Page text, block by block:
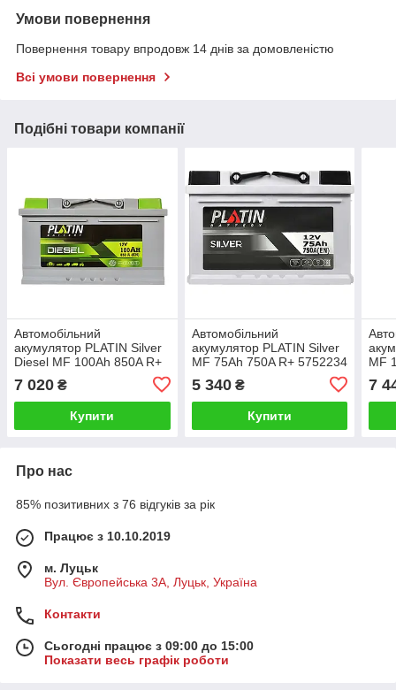
Умови повернення
Повернення товару впродовж 14 днів за домовленістю
Всі умови повернення
Подібні товари компанії
Автомобільний
акумулятор PLATIN Silver
Diesel MF 100Ah 850A R+
7 020 ₴
Купити
Автомобільний
акумулятор PLATIN Silver
MF 75Ah 750A R+ 5752234
5 340₴
Купити
MF
7
Про нас
85% позитивних з 76 відгуків за рік
Працює з 10.10.2019
м. Луцьк
Вул. Європейська 3А, Луцьк, Україна
Контакти
Сьогодні працює з 09:00 до 15:00
Показати весь графік роботи